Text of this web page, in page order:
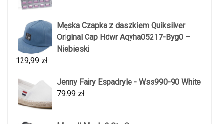
Męska Czapka z daszkiem Quiksilver
Original Cap Hdwr Aqyha05217-Byg0 –
Niebieski
129,99 zł
Jenny Fairy Espadryle - Wss990-90 White
79,99 zł